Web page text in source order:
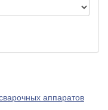
аппаратов